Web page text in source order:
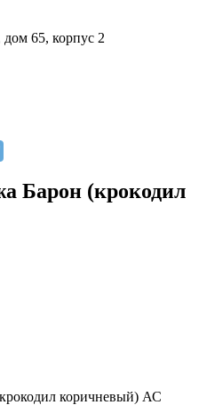
65, корпус 2
Барон (крокодил
коричневый) АС